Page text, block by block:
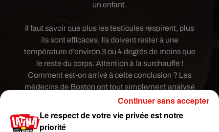
un enfant.
Il faut savoir que plus les testicules respirent, plus
ils sont efficaces. Ils doivent rester à une
température d’environ 3 ou 4 degrés de moins que
le reste du corps. Attention à la surchauffe !
Comment est-on arrivé à cette conclusion ? Les
médecins de Boston ont tout simplement analysé
plus de 600 trentenaires entre 2000 et 2017. 53%
d’entre eux portaient des caleçons, les autres des
boxers, des slips. Les porteurs de caleçons ont
Le respect de votre vie privée est notre
priorité
Continuer sans accepter